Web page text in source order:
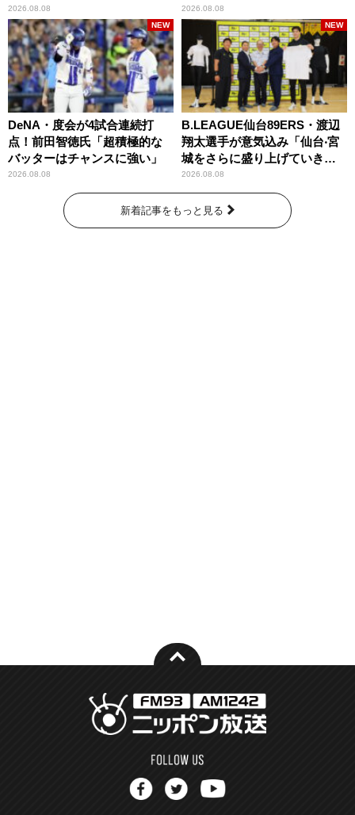
2026.08.08 2026.08.08
DeNA・度会が4試合連続打
点！前田智徳氏「超積極的な
バッターはチャンスに強い」
2026.08.08
NEW
B.LEAGUE仙台89ERS・渡辺
翔太選手が意気込み「仙台‧宮
城をさらに盛り上げていきた
いです」
2026.08.08
NEW
新着記事をもっと見る